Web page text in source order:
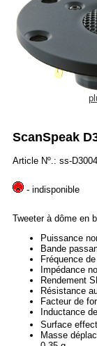
ScanSpeak
Article Nº.: ss-
- indisponible
Tweeter à dôme en
Puissance
Bande
Fréquence
Impédance
Rendement
Résistance
Facteur de
Inductance
Surface
Masse